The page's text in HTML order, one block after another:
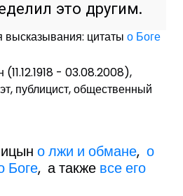
это другим.
высказывания: цитатыо Боге
- 03.08.2008),
публицист, общественный
о лжи и обмане,о
Боге, а также все его